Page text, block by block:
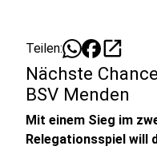
Teilen: open_in_new
Nächste
BSV Menden
Mit einem Sieg im
Relegationsspiel will